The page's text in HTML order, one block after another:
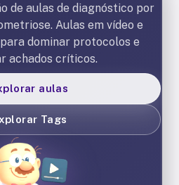
de aulas de diagnóstico por
Aulas em vídeo e
dominar protocolos e
achados críticos.
aulas
Tags